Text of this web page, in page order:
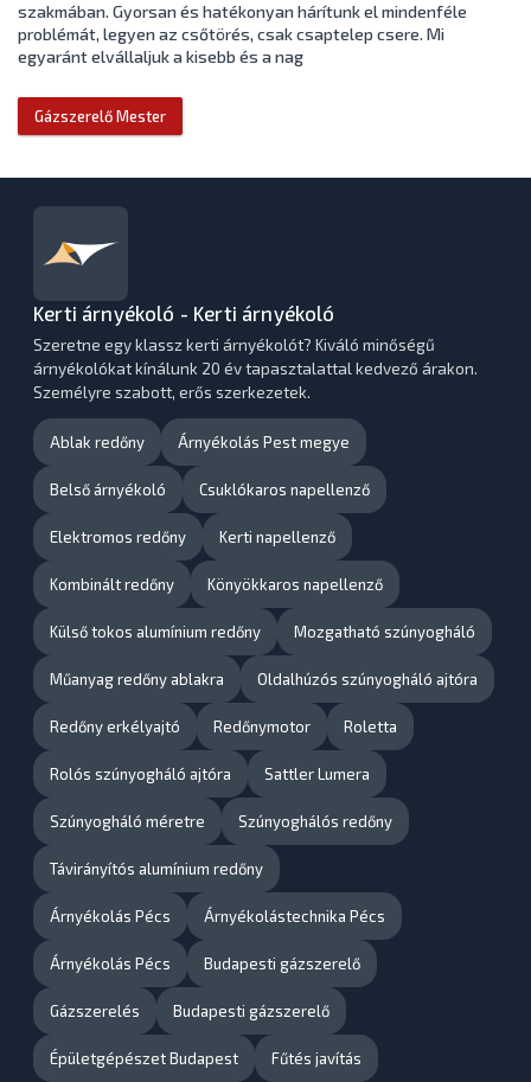
szakmában. Gyorsan és hatékonyan hárítunk el mindenféle
problémát, legyen az csőtörés, csak csaptelep csere. Mi
egyaránt elvállaljuk a kisebb és a nag
Gázszerelő Mester
Kerti árnyékoló - Kerti árnyékoló
Szeretne egy klassz kerti árnyékolót? Kiváló minőségű
árnyékolókat kínálunk 20 év tapasztalattal kedvező árakon.
Személyre szabott, erős szerkezetek.
Ablak redőny Árnyékolás Pest megye
Belső árnyékoló Csuklókaros napellenző
Elektromos redőny Kerti napellenző
Kombinált redőny Könyökkaros napellenző
Külső tokos alumínium redőny Mozgatható szúnyogháló
Műanyag redőny ablakra Oldalhúzós szúnyogháló ajtóra
Redőny erkélyajtó Redőnymotor Roletta
Rolós szúnyogháló ajtóra Sattler Lumera
Szúnyogháló méretre Szúnyoghálós redőny
Távirányítós alumínium redőny
Árnyékolás Pécs Árnyékolástechnika Pécs
Árnyékolás Pécs Budapesti gázszerelő
Gázszerelés Budapesti gázszerelő
Épületgépészet Budapest Fűtés javítás